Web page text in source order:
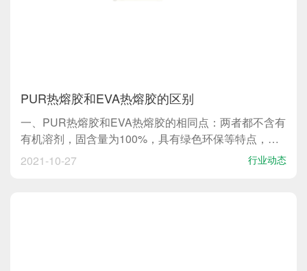
PUR热熔胶和EVA热熔胶的区别
一、PUR热熔胶和EVA热熔胶的相同点：两者都不含有
有机溶剂，固含量为100%，具有绿色环保等特点，两
者都需要加热后才能使用。二、PUR热熔胶和EVA热熔
2021-10-27 行业动态